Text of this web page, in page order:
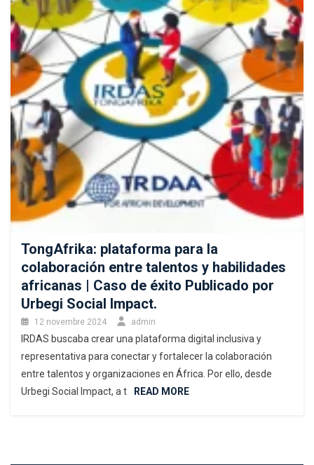
TongAfrika: plataforma para la
colaboración entre talentos y habilidades
africanas | Caso de éxito Publicado por
Urbegi Social Impact.
12 novembre 2024 admin
IRDAS buscaba crear una plataforma digital inclusiva y
representativa para conectar y fortalecer la colaboración
entre talentos y organizaciones en África. Por ello, desde
Urbegi Social Impact, a t
READ MORE